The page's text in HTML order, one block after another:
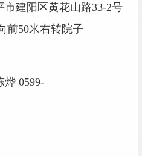
建阳区黄花山路33-2号
前50米右转院子
烨 0599-